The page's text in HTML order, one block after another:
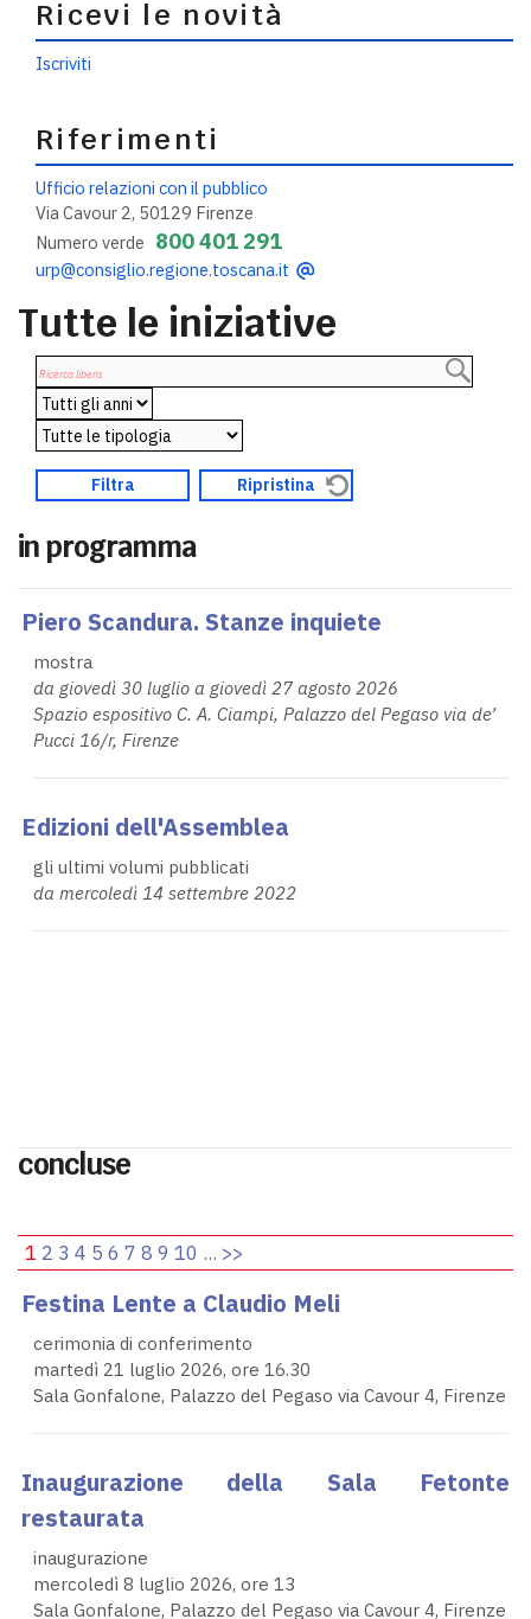
Ricevi le novità
Iscriviti
Riferimenti
Ufficio relazioni con il pubblico
Via Cavour 2, 50129 Firenze
Numero verde 800 401 291
urp@consiglio.regione.toscana.it
Tutte le iniziative
in programma
Piero Scandura. Stanze inquiete
mostra
da giovedì 30 luglio a giovedì 27 agosto 2026
Spazio espositivo C. A. Ciampi, Palazzo del Pegaso via de’
Pucci 16/r, Firenze
Edizioni dell'Assemblea
gli ultimi volumi pubblicati
da mercoledì 14 settembre 2022
concluse
1 2 3 4 5 6 7 8 9 10 ... >>
Festina Lente a Claudio Meli
cerimonia di conferimento
martedì 21 luglio 2026, ore 16.30
Sala Gonfalone, Palazzo del Pegaso via Cavour 4, Firenze
Inaugurazione della Sala Fetonte
restaurata
inaugurazione
mercoledì 8 luglio 2026, ore 13
Sala Gonfalone, Palazzo del Pegaso via Cavour 4, Firenze